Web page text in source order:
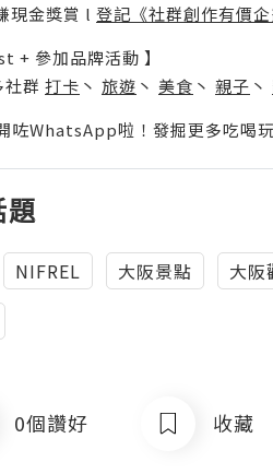
現金獎賞 l 登記《社群創作有價企
+ 參加品牌活動 】
群 打卡 丶 旅遊 丶 美食 丶 親子 丶
咗WhatsApp啦！發掘更多吃喝玩
題
NIFREL 大阪景點 大阪
0個讚好 收藏